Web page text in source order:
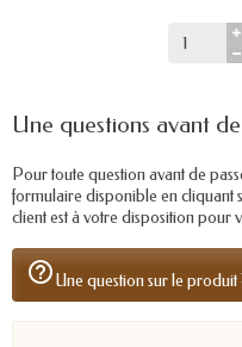
Une questions avant
Pour toute question avant de
formulaire disponible en cliquant
client est à votre disposition pour
help_outlineUne question sur le produit